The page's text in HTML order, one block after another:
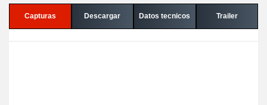
Capturas Descargar Datos tecnicos Trailer